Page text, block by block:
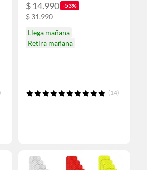
$ 14.990 -53%
$ 31.990
Llega mañana
Retira mañana
(14)